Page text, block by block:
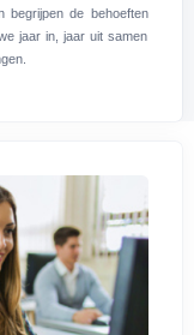
begrijpen de behoeften
jaar in, jaar uit samen